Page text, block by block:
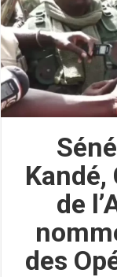
Kandé,
de
des